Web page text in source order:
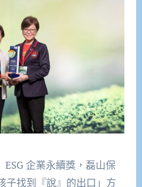
ESG 企業永續獎，磊山保
子找到『說』的出口」方